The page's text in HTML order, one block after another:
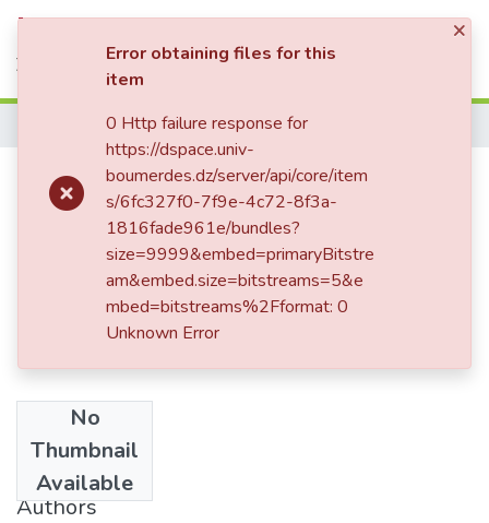
Statistics
النظام القانوني لشركة التضامن
No
Thumbnail
Available
2022
Authors
×
Error obtaining files for this
item
0 Http failure response for
https://dspace.univ-
boumerdes.dz/server/api/core/item
s/6fc327f0-7f9e-4c72-8f3a-
1816fade961e/bundles?
size=9999&embed=primaryBitstre
am&embed.size=bitstreams=5&e
mbed=bitstreams%2Fformat: 0
Unknown Error